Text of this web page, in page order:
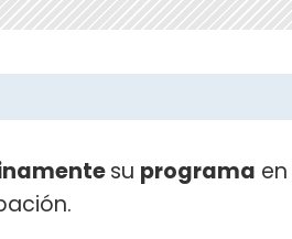
su programa en